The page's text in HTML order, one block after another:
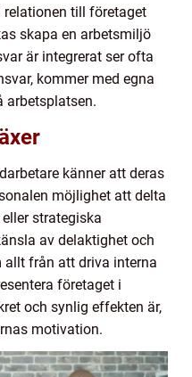
till företaget
skapa en arbetsmiljö
är integrerat ser ofta
kommer med egna
arbetsplatsen.
känner att deras
möjlighet att delta
strategiska
av delaktighet och
allt från att driva interna
företaget i
och synlig effekten är,
motivation.